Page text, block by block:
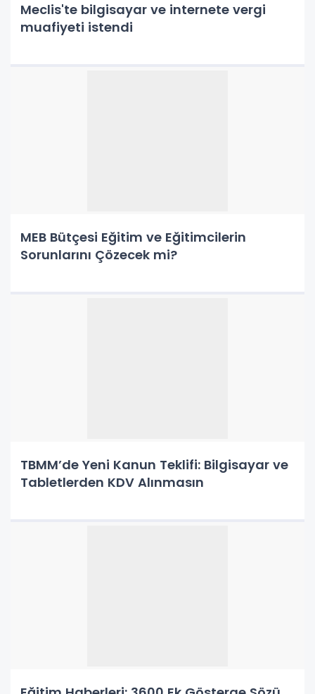
Meclis'te bilgisayar ve internete vergi
muafiyeti istendi
MEB Bütçesi Eğitim ve Eğitimcilerin
Sorunlarını Çözecek mi?
TBMM’de Yeni Kanun Teklifi: Bilgisayar ve
Tabletlerden KDV Alınmasın